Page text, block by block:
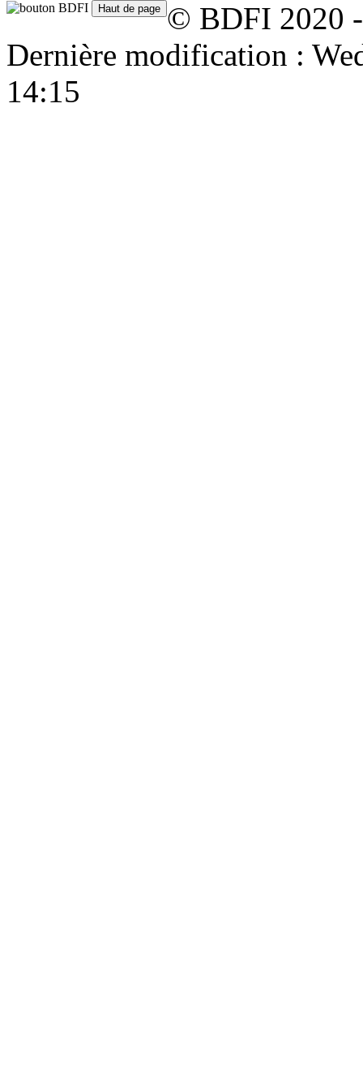
© BDFI 2020
Dernière modification :
14:15